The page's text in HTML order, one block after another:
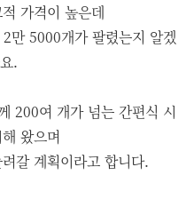
가격이 높은데
만 5000개가 팔렸는지 알겠
.
200여 개가 넘는 간편식 시
왔으며
갈 계획이라고 합니다.